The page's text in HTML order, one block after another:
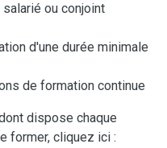
ou conjoint
d'une durée minimale
de formation continue
dispose chaque
former, cliquez ici :